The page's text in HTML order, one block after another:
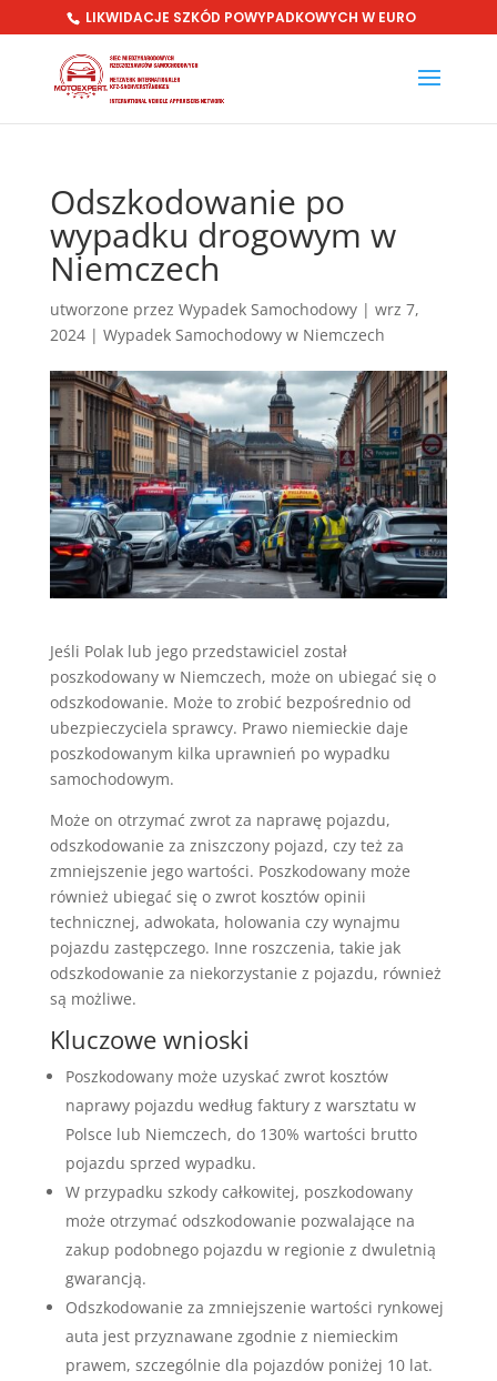
LIKWIDACJE SZKÓD POWYPADKOWYCH W EURO
Odszkodowanie po
wypadku drogowym w
Niemczech
utworzone przez Wypadek Samochodowy| wrz 7,
2024| Wypadek Samochodowy w Niemczech
Jeśli Polak lub jego przedstawiciel został
poszkodowany w Niemczech, może on ubiegać się o
odszkodowanie. Może to zrobić bezpośrednio od
ubezpieczyciela sprawcy. Prawo niemieckie daje
poszkodowanym kilka uprawnień po wypadku
samochodowym.
Może on otrzymać zwrot za naprawę pojazdu,
odszkodowanie za zniszczony pojazd, czy też za
zmniejszenie jego wartości. Poszkodowany może
również ubiegać się o zwrot kosztów opinii
technicznej, adwokata, holowania czy wynajmu
pojazdu zastępczego. Inne roszczenia, takie jak
odszkodowanie za niekorzystanie z pojazdu, również
są możliwe.
Kluczowe wnioski
Poszkodowany może uzyskać zwrot kosztów
naprawy pojazdu według faktury z warsztatu w
Polsce lub Niemczech, do 130% wartości brutto
pojazdu sprzed wypadku.
W przypadku szkody całkowitej, poszkodowany
może otrzymać odszkodowanie pozwalające na
zakup podobnego pojazdu w regionie z dwuletnią
gwarancją.
Odszkodowanie za zmniejszenie wartości rynkowej
auta jest przyznawane zgodnie z niemieckim
prawem, szczególnie dla pojazdów poniżej 10 lat.